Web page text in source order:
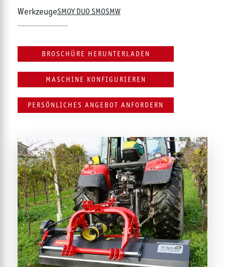
WerkzeugeSMOY DUO SMOSMW
BROSCHÜRE HERUNTERLADEN
MASCHINE KONFIGURIEREN